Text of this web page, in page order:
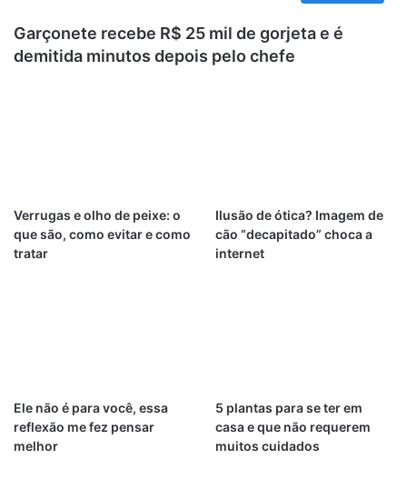
Garçonete recebe R$ 25 mil de gorjeta e é
demitida minutos depois pelo chefe
Verrugas e olho de peixe: o
que são, como evitar e como
tratar
Ilusão de ótica? Imagem de
cão “decapitado” choca a
internet
Ele não é para você, essa
reflexão me fez pensar
melhor
5 plantas para se ter em
casa e que não requerem
muitos cuidados